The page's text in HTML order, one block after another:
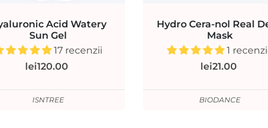
Acid Watery
Sun Gel
17 recenzii
lei120.00
ISNTREE
Hydro Cera-nol Real
Mask
1
lei21.00
BIODANCE